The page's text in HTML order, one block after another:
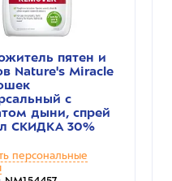
пятен и
Nature's Miracle
с
дыни, спрей
СКИДКА 30%
персональные